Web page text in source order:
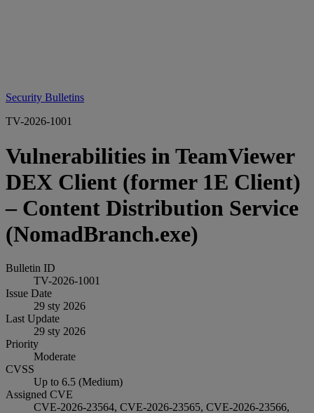
Security Bulletins
TV-2026-1001
Vulnerabilities in TeamViewer
DEX Client (former 1E Client)
– Content Distribution Service
(NomadBranch.exe)
Bulletin ID
TV-2026-1001
Issue Date
29 sty 2026
Last Update
29 sty 2026
Priority
Moderate
CVSS
Up to 6.5 (Medium)
Assigned CVE
CVE-2026-23564, CVE-2026-23565, CVE-2026-23566,